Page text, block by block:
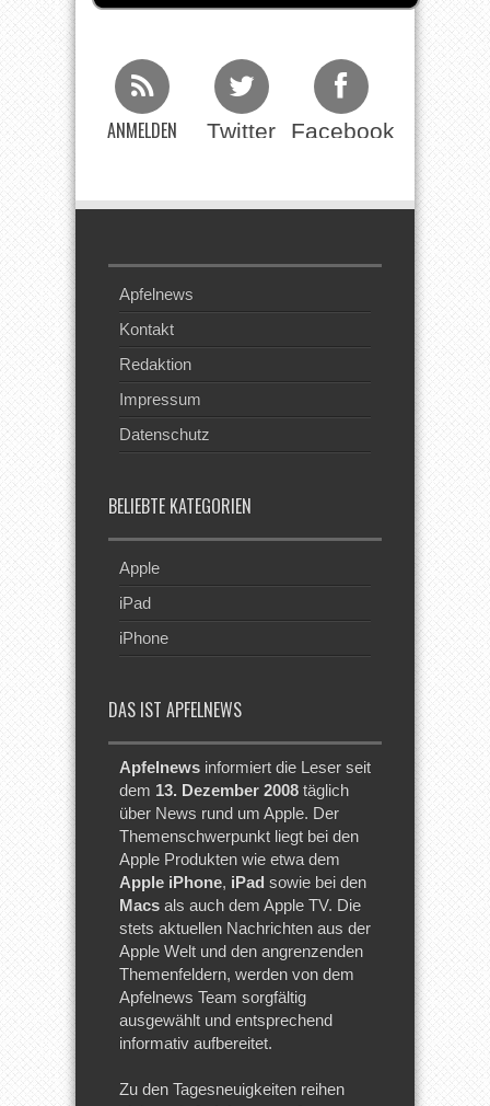
ANMELDEN Twitter Facebook
Apfelnews
Kontakt
Redaktion
Impressum
Datenschutz
BELIEBTE KATEGORIEN
Apple
iPad
iPhone
DAS IST APFELNEWS
Apfelnews informiert die Leser seit
dem 13. Dezember 2008 täglich
über News rund um Apple. Der
Themenschwerpunkt liegt bei den
Apple Produkten wie etwa dem
Apple iPhone, iPad sowie bei den
Macs als auch dem Apple TV. Die
stets aktuellen Nachrichten aus der
Apple Welt und den angrenzenden
Themenfeldern, werden von dem
Apfelnews Team sorgfältig
ausgewählt und entsprechend
informativ aufbereitet.
Zu den Tagesneuigkeiten reihen